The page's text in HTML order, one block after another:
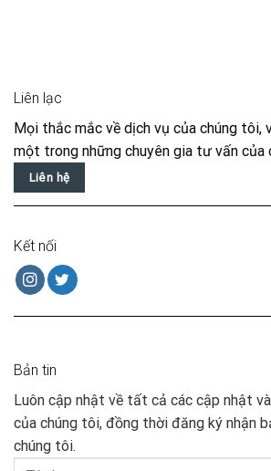
Liên lạc
Mọi thắc mắc về dịch vụ của chúng tôi,
một trong những chuyên gia tư vấn của
Liên hệ
Kết nối
Bản tin
Luôn cập nhật về tất cả các cập nhật
của chúng tôi, đồng thời đăng ký nhận
chúng tôi.